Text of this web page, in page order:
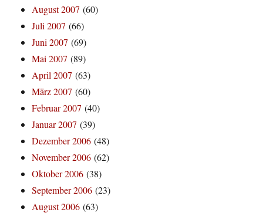
August 2007 (60)
Juli 2007 (66)
Juni 2007 (69)
Mai 2007 (89)
April 2007 (63)
März 2007 (60)
Februar 2007 (40)
Januar 2007 (39)
Dezember 2006 (48)
November 2006 (62)
Oktober 2006 (38)
September 2006 (23)
August 2006 (63)